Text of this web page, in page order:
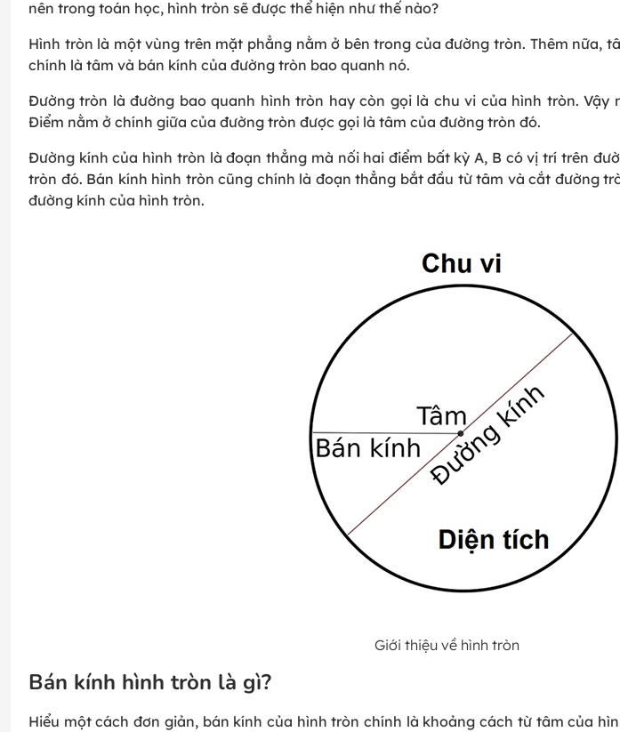
nên trong toán học, hình tròn sẽ được thể hiện như thế nào?
Hình tròn là một vùng trên mặt phẳng nằm ở bên trong của đường tròn. Thêm nữa,
chính là tâm và bán kính của đường tròn bao quanh nó.
Đường tròn là đường bao quanh hình tròn hay còn gọi là chu vi của hình tròn. Vậy
Điểm nằm ở chính giữa của đường tròn được gọi là tâm của đường tròn đó.
Đường kính của hình tròn là đoạn thẳng mà nối hai điểm bất kỳ A, B có vị trí trên
tròn đó. Bán kính hình tròn cũng chính là đoạn thẳng bắt đầu từ tâm và cắt đường
đường kính của hình tròn.
Giới thiệu về hình tròn
Bán kính hình tròn là gì?
Hiểu một cách đơn giản, bán kính của hình tròn chính là khoảng cách từ tâm của